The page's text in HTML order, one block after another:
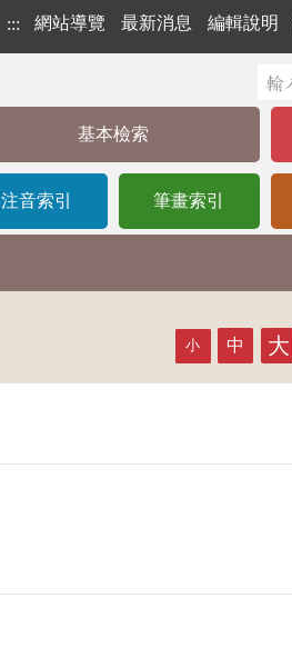
::: 網站導覽 最新消息 編輯說明
基本檢索
注音索引 筆畫索引
小 中 大